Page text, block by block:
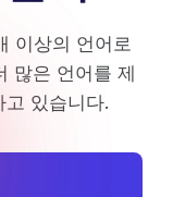
이상의 언어로
많은 언어를 제
있습니다.